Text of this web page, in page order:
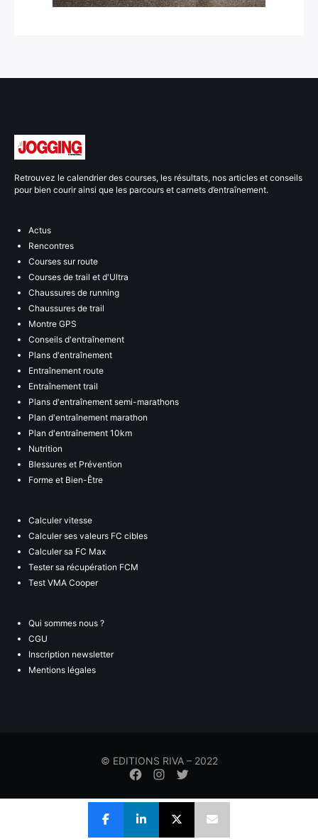
Retrouvez le calendrier des courses, les résultats, nos articles et conseils
pour bien courir ainsi que les parcours et carnets d’entraînement.
Actus
Rencontres
Courses sur route
Courses de trail et d'Ultra
Chaussures de running
Chaussures de trail
Montre GPS
Conseils d'entraînement
Plans d'entraînement
Entraînement route
Entraînement trail
Plans d'entraînement semi-marathons
Plan d'entraînement marathon
Plan d'entraînement 10km
Nutrition
Blessures et Prévention
Forme et Bien-Être
Calculer vitesse
Calculer ses valeurs FC cibles
Calculer sa FC Max
Tester sa récupération FCM
Test VMA Cooper
Qui sommes nous ?
CGU
Inscription newsletter
Mentions légales
© EDITIONS RIVA – 2022
Élément
menude
de